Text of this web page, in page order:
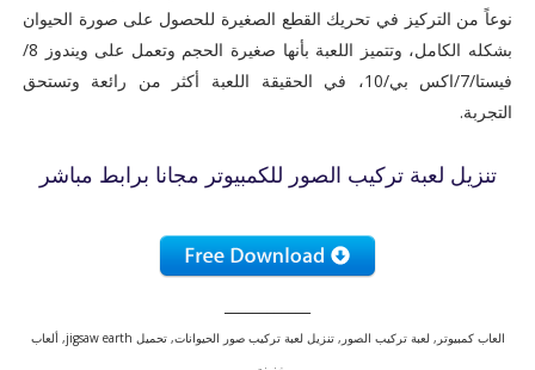
نوعاً من التركيز في تحريك القطع الصغيرة للحصول على صورة الحيوان
بشكله الكامل، وتتميز اللعبة بأنها صغيرة الحجم وتعمل على ويندوز 8/
فيستا/7/اكس بي/10، في الحقيقة اللعبة أكثر من رائعة وتستحق
التجربة.
تنزيل لعبة تركيب الصور للكمبيوتر مجانا برابط مباشر
العاب كمبيوتر, لعبة تركيب الصور, تنزيل لعبة تركيب صور الحيوانات, تحميل jigsaw earth, ألعاب